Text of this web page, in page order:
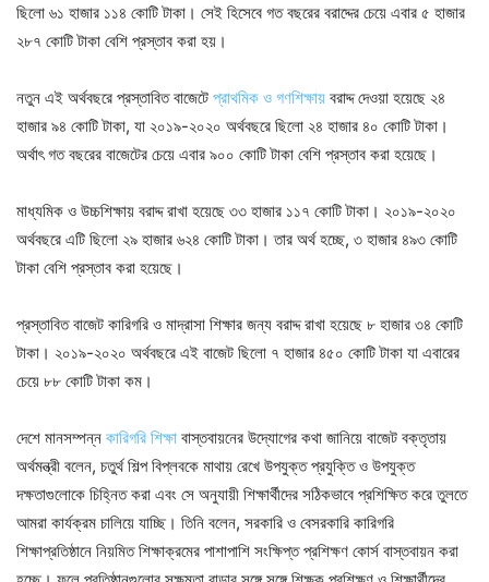
ছিলো ৬১ হাজার ১১৪ কোটি টাকা। সেই হিসেবে গত বছরের বরাদ্দের চেয়ে এবার ৫ হাজার
২৮৭ কোটি টাকা বেশি প্রস্তাব করা হয়।
নতুন এই অর্থবছরে প্রস্তাবিত বাজেটে প্রাথমিক ও গণশিক্ষায় বরাদ্দ দেওয়া হয়েছে ২৪
হাজার ৯৪ কোটি টাকা, যা ২০১৯-২০২০ অর্থবছরে ছিলো ২৪ হাজার ৪০ কোটি টাকা।
অর্থাৎ গত বছরের বাজেটের চেয়ে এবার ৯০০ কোটি টাকা বেশি প্রস্তাব করা হয়েছে।
মাধ্যমিক ও উচ্চশিক্ষায় বরাদ্দ রাখা হয়েছে ৩৩ হাজার ১১৭ কোটি টাকা। ২০১৯-২০২০
অর্থবছরে এটি ছিলো ২৯ হাজার ৬২৪ কোটি টাকা। তার অর্থ হচ্ছে, ৩ হাজার ৪৯৩ কোটি
টাকা বেশি প্রস্তাব করা হয়েছে।
প্রস্তাবিত বাজেট কারিগরি ও মাদ্রাসা শিক্ষার জন্য বরাদ্দ রাখা হয়েছে ৮ হাজার ৩৪ কোটি
টাকা। ২০১৯-২০২০ অর্থবছরে এই বাজেট ছিলো ৭ হাজার ৪৫০ কোটি টাকা যা এবারের
চেয়ে ৮৮ কোটি টাকা কম।
দেশে মানসম্পন্ন কারিগরি শিক্ষা বাস্তবায়নের উদ্যোগের কথা জানিয়ে বাজেট বক্তৃতায়
অর্থমন্ত্রী বলেন, চতুর্থ শিল্প বিপ্লবকে মাথায় রেখে উপযুক্ত প্রযুক্তি ও উপযুক্ত
দক্ষতাগুলোকে চিহ্নিত করা এবং সে অনুযায়ী শিক্ষার্থীদের সঠিকভাবে প্রশিক্ষিত করে তুলতে
আমরা কার্যক্রম চালিয়ে যাচ্ছি। তিনি বলেন, সরকারি ও বেসরকারি কারিগরি
শিক্ষাপ্রতিষ্ঠানে নিয়মিত শিক্ষাক্রমের পাশাপাশি সংক্ষিপ্ত প্রশিক্ষণ কোর্স বাস্তবায়ন করা